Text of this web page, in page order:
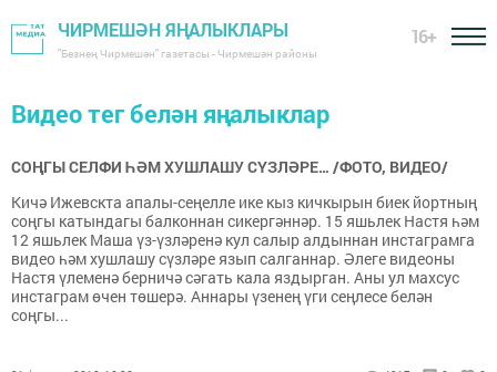
ЧИРМЕШӘН ЯҢАЛЫКЛАРЫ
"Безнең Чирмешән" газетасы - Чирмешән районы
16+
Видео тег белән яңалыклар
СОҢГЫ СЕЛФИ ҺӘМ ХУШЛАШУ СҮЗЛӘРЕ… /ФОТО, ВИДЕО/
Кичә Ижевскта апалы-сеңелле ике кыз кичкырын биек йортның
соңгы катындагы балконнан сикергәннәр. 15 яшьлек Настя һәм
12 яшьлек Маша үз-үзләренә кул салыр алдыннан инстаграмга
видео һәм хушлашу сүзләре язып салганнар. Әлеге видеоны
Настя үлеменә берничә сәгать кала яздырган. Аны ул махсус
инстаграм өчен төшерә. Аннары үзенең үги сеңлесе белән
соңгы...